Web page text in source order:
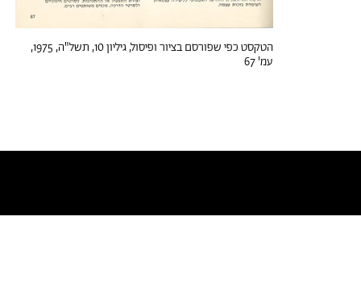
הטקסט כפי שפורסם בציור ופיסול, גיליון 10, תשל"ה, 1975,
עמ' 67